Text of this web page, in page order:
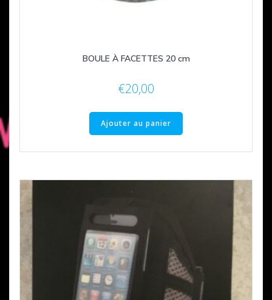
BOULE À FACETTES 20 cm
€20,00
Ajouter au panier